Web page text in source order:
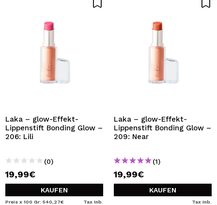
Laka – glow-Effekt-
Lippenstift Bonding Glow –
206: Lili
(0)
19,99€
KAUFEN
Preis x 100 Gr: 540,27€ Tax Inb.
Laka – glow-Effekt-
Lippenstift Bonding Glow –
209: Near
(1)
19,99€
KAUFEN
Tax Inb.